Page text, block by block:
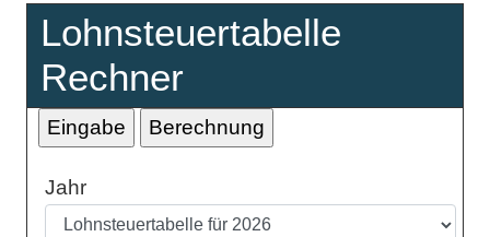
Lohnsteuertabelle
Rechner
Jahr